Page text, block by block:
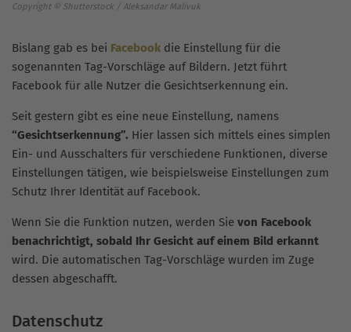
Copyright © Shutterstock / Aleksandar Malivuk
Bislang gab es bei Facebook die Einstellung für die
sogenannten Tag-Vorschläge auf Bildern. Jetzt führt
Facebook für alle Nutzer die Gesichtserkennung ein.
Seit gestern gibt es eine neue Einstellung, namens
“Gesichtserkennung”. Hier lassen sich mittels eines simplen
Ein- und Ausschalters für verschiedene Funktionen, diverse
Einstellungen tätigen, wie beispielsweise Einstellungen zum
Schutz Ihrer Identität auf Facebook.
Wenn Sie die Funktion nutzen, werden Sie von Facebook
benachrichtigt, sobald Ihr Gesicht auf einem Bild erkannt
wird. Die automatischen Tag-Vorschläge wurden im Zuge
dessen abgeschafft.
Datenschutz